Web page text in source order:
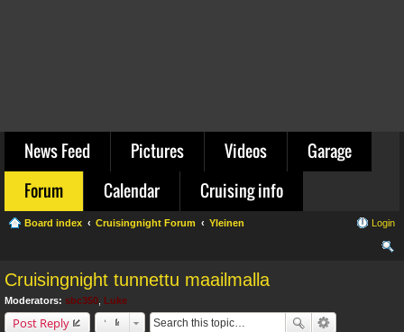
News Feed Pictures Videos
Garage
Forum
Calendar Cruising info
Board index Cruisingnight Forum Yleinen Login
Cruisingnight tunnettu maailmalla
Moderators: sbc350 Luke
Post Reply